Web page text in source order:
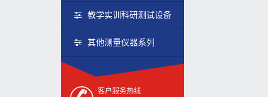
教学实训科研测试设备
其他测量仪器系列
客户服务热线